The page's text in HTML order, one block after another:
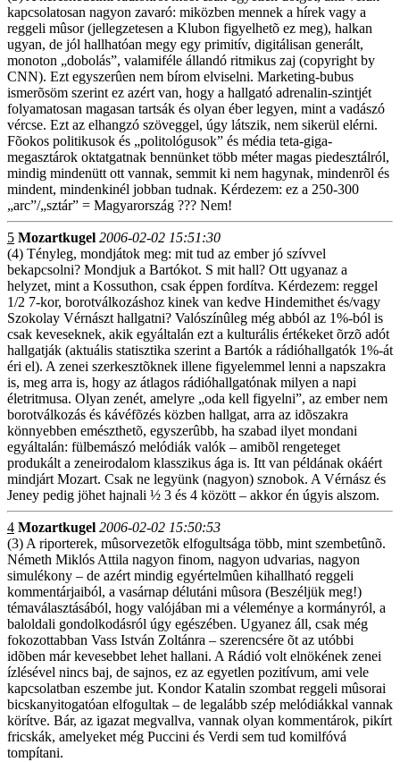
kapcsolatosan nagyon zavaró: miközben mennek a hírek vagy a
reggeli mûsor (jellegzetesen a Klubon figyelhetõ ez meg), halkan
ugyan, de jól hallhatóan megy egy primitív, digitálisan generált,
monoton „dobolás”, valamiféle állandó ritmikus zaj (copyright by
CNN). Ezt egyszerûen nem bírom elviselni. Marketing-bubus
ismerõsöm szerint ez azért van, hogy a hallgató adrenalin-szintjét
folyamatosan magasan tartsák és olyan éber legyen, mint a vadászó
vércse. Ezt az elhangzó szöveggel, úgy látszik, nem sikerül elérni.
Fõokos politikusok és „politológusok” és média teta-giga-
megasztárok oktatgatnak bennünket több méter magas piedesztálról,
mindig mindenütt ott vannak, semmit ki nem hagynak, mindenrõl és
mindent, mindenkinél jobban tudnak. Kérdezem: ez a 250-300
„arc”/„sztár” = Magyarország ??? Nem!
5 Mozartkugel 2006-02-02 15:51:30
(4) Tényleg, mondjátok meg: mit tud az ember jó szívvel
bekapcsolni? Mondjuk a Bartókot. S mit hall? Ott ugyanaz a
helyzet, mint a Kossuthon, csak éppen fordítva. Kérdezem: reggel
1/2 7-kor, borotválkozáshoz kinek van kedve Hindemithet és/vagy
Szokolay Vérnászt hallgatni? Valószínûleg még abból az 1%-ból is
csak keveseknek, akik egyáltalán ezt a kulturális értékeket õrzõ adót
hallgatják (aktuális statisztika szerint a Bartók a rádióhallgatók 1%-át
éri el). A zenei szerkesztõknek illene figyelemmel lenni a napszakra
is, meg arra is, hogy az átlagos rádióhallgatónak milyen a napi
életritmusa. Olyan zenét, amelyre „oda kell figyelni”, az ember nem
borotválkozás és kávéfõzés közben hallgat, arra az idõszakra
könnyebben emészthetõ, egyszerûbb, ha szabad ilyet mondani
egyáltalán: fülbemászó melódiák valók – amibõl rengeteget
produkált a zeneirodalom klasszikus ága is. Itt van példának okáért
mindjárt Mozart. Csak ne legyünk (nagyon) sznobok. A Vérnász és
Jeney pedig jöhet hajnali ½ 3 és 4 között – akkor én úgyis alszom.
4 Mozartkugel 2006-02-02 15:50:53
(3) A riporterek, mûsorvezetõk elfogultsága több, mint szembetûnõ.
Németh Miklós Attila nagyon finom, nagyon udvarias, nagyon
simulékony – de azért mindig egyértelmûen kihallható reggeli
kommentárjaiból, a vasárnap délutáni mûsora (Beszéljük meg!)
témaválasztásából, hogy valójában mi a véleménye a kormányról, a
baloldali gondolkodásról úgy egészében. Ugyanez áll, csak még
fokozottabban Vass István Zoltánra – szerencsére õt az utóbbi
idõben már kevesebbet lehet hallani. A Rádió volt elnökének zenei
ízlésével nincs baj, de sajnos, ez az egyetlen pozitívum, ami vele
kapcsolatban eszembe jut. Kondor Katalin szombat reggeli mûsorai
bicskanyitogatóan elfogultak – de legalább szép melódiákkal vannak
körítve. Bár, az igazat megvallva, vannak olyan kommentárok, pikírt
fricskák, amelyeket még Puccini és Verdi sem tud komilfóvá
tompítani.